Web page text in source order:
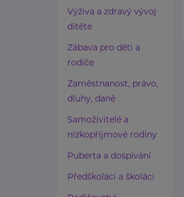
Výživa a zdravý vývoj
dítěte
Zábava pro děti a
rodiče
Zaměstnanost, právo,
dluhy, daně
Samoživitelé a
nízkopříjmové rodiny
Puberta a dospívání
Předškoláci a školáci